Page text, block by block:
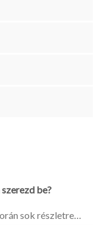
be?
sok részletre…